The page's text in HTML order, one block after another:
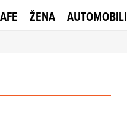
ŽENA AUTOMOBILI